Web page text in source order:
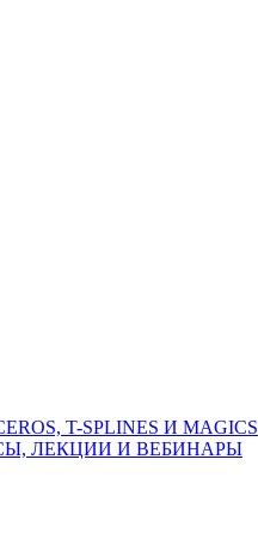
T-SPLINES И MAGICS
ЛЕКЦИИ И ВЕБИНАРЫ